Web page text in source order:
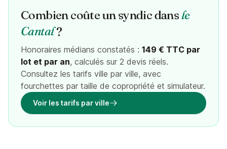
Combien coûte un syndic dansle
Cantal?
Honoraires médians constatés : 149 € TTC par
lot et par an, calculés sur 2 devis réels.
Consultez les tarifs ville par ville, avec
fourchettes par taille de copropriété et simulateur.
Voir les tarifs par ville